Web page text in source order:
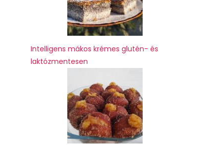
Intelligens mákos krémes glutén- és
laktózmentesen